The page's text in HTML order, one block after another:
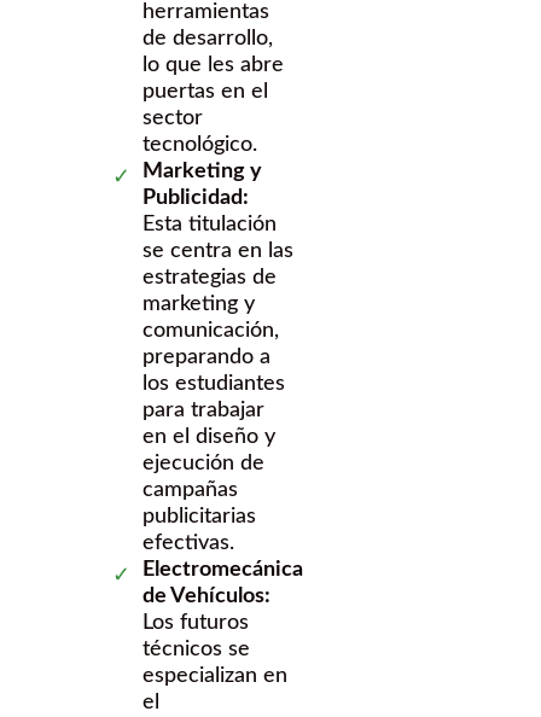
herramientas
de desarrollo,
lo que les abre
puertas en el
sector
tecnológico.
Marketing y
Publicidad:
Esta titulación
se centra en las
estrategias de
marketing y
comunicación,
preparando a
los estudiantes
para trabajar
en el diseño y
ejecución de
campañas
publicitarias
efectivas.
Electromecánica
de Vehículos:
Los futuros
técnicos se
especializan en
el